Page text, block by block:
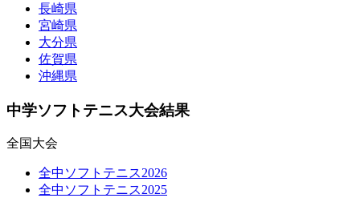
長崎県
宮崎県
大分県
佐賀県
沖縄県
中学ソフトテニス大会結果
全国大会
全中ソフトテニス2026
全中ソフトテニス2025